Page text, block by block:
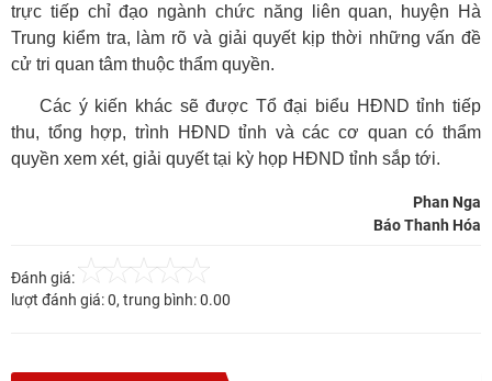
trực tiếp chỉ đạo ngành chức năng liên quan, huyện Hà
Trung kiểm tra, làm rõ và giải quyết kịp thời những vấn đề
cử tri quan tâm thuộc thẩm quyền.
Các ý kiến khác sẽ được Tổ đại biểu HĐND tỉnh tiếp
thu, tổng hợp, trình HĐND tỉnh và các cơ quan có thẩm
quyền xem xét, giải quyết tại kỳ họp HĐND tỉnh sắp tới.
Phan Nga
Báo Thanh Hóa
Đánh giá:
lượt đánh giá:0, trung bình:0.00